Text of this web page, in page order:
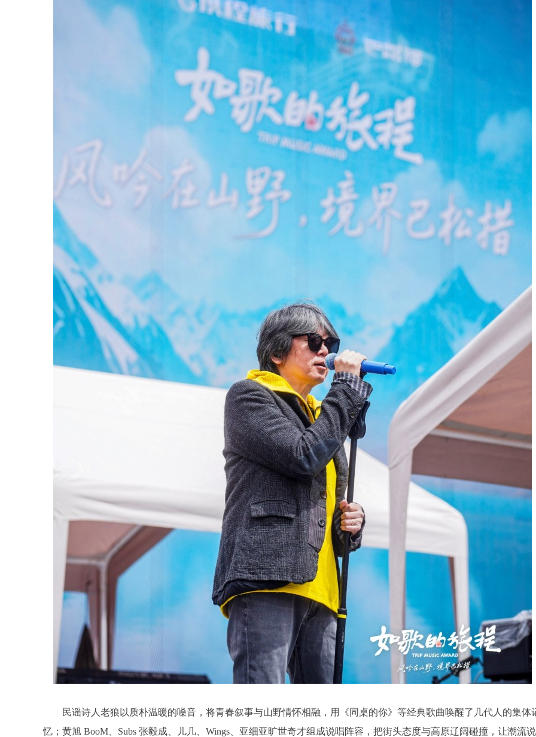
民谣诗人老狼以质朴温暖的嗓音，将青春叙事与山野情怀相融，用《同桌的你》等经典歌曲唤醒了几代人的集体
忆；黄旭 BooM、Subs 张毅成、儿几、Wings、亚细亚旷世奇才组成说唱阵容，把街头态度与高原辽阔碰撞，让潮流说